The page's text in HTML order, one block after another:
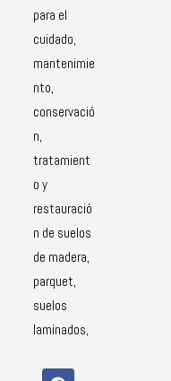
para el
cuidado,
mantenimie
nto,
conservació
n,
tratamient
o y
restauració
n de suelos
de madera,
parquet,
suelos
laminados,